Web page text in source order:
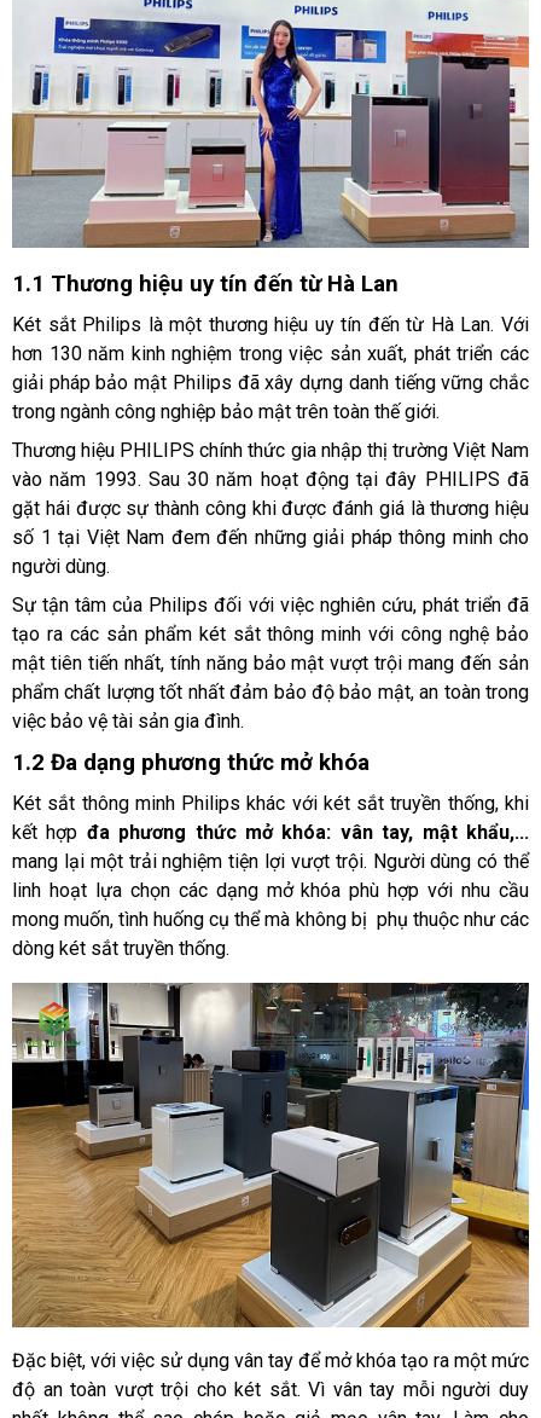
1.1 Thương hiệu uy tín đến từ Hà Lan
Két sắt Philips là một thương hiệu uy tín đến từ Hà Lan. Với
hơn 130 năm kinh nghiệm trong việc sản xuất, phát triển các
giải pháp bảo mật Philips đã xây dựng danh tiếng vững chắc
trong ngành công nghiệp bảo mật trên toàn thế giới.
Thương hiệu PHILIPS chính thức gia nhập thị trường Việt Nam
vào năm 1993. Sau 30 năm hoạt động tại đây PHILIPS đã
gặt hái được sự thành công khi được đánh giá là thương hiệu
số 1 tại Việt Nam đem đến những giải pháp thông minh cho
người dùng.
Sự tận tâm của Philips đối với việc nghiên cứu, phát triển đã
tạo ra các sản phẩm két sắt thông minh với công nghệ bảo
mật tiên tiến nhất, tính năng bảo mật vượt trội mang đến sản
phẩm chất lượng tốt nhất đảm bảo độ bảo mật, an toàn trong
việc bảo vệ tài sản gia đình.
1.2 Đa dạng phương thức mở khóa
Két sắt thông minh Philips khác với két sắt truyền thống, khi
kết hợp
mang lại một trải nghiệm tiện lợi vượt trội. Người dùng có thể
linh hoạt lựa chọn các dạng mở khóa phù hợp với nhu cầu
mong muốn, tình huống cụ thể mà không bị  phụ thuộc như các
dòng két sắt truyền thống.
Đặc biệt, với việc sử dụng vân tay để mở khóa tạo ra một mức
độ an toàn vượt trội cho két sắt. Vì vân tay mỗi người duy